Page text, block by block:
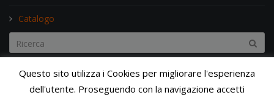
Catalogo
Search...
Questo sito utilizza i Cookies per migliorare l'esperienza
dell'utente. Proseguendo con la navigazione accetti